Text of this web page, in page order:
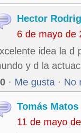
Hector
6 de mayo de
idea la d
y d la
0 · Me gusta · No
Tomás
11 de mayo